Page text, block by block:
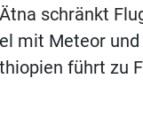
schränkt
mit Meteor
führt zu